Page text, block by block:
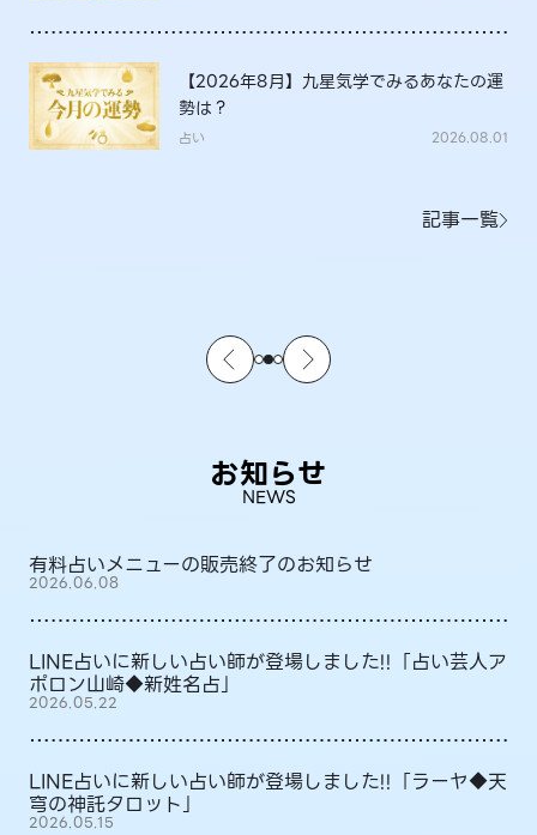
【2026年8月】九星気学でみるあなたの運
勢は？
占い 2026.08.01
記事一覧
お知らせ
NEWS
有料占いメニューの販売終了のお知らせ
2026.06.08
LINE占いに新しい占い師が登場しました!!「占い芸人ア
ポロン山崎◆新姓名占」
2026.05.22
LINE占いに新しい占い師が登場しました!!「ラーヤ◆天
穹の神託タロット」
2026.05.15